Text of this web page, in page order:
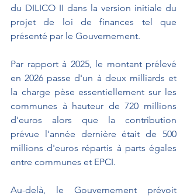
du DILICO II dans la version initiale du
projet de loi de finances tel que
présenté par le Gouvernement.
Par rapport à 2025, le montant prélevé
en 2026 passe d'un à deux milliards et
la charge pèse essentiellement sur les
communes à hauteur de 720 millions
d'euros alors que la contribution
prévue l'année dernière était de 500
millions d'euros répartis à parts égales
entre communes et EPCI.
Au-delà, le Gouvernement prévoit